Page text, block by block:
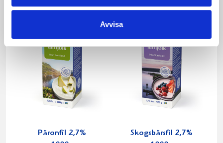
Avvisa
Päronfil 2,7%
Skogsbärsfil 2,7%